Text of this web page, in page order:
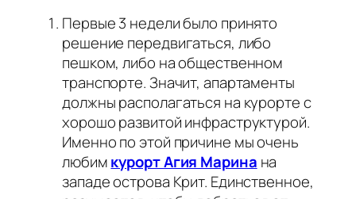
Первые 3 недели было принято
решение передвигаться, либо
пешком, либо на общественном
транспорте. Значит, апартаменты
должны располагаться на курорте с
хорошо развитой инфраструктурой.
Именно по этой причине мы очень
любимкурорт Агия Марина на
западе острова Крит. Единственное,